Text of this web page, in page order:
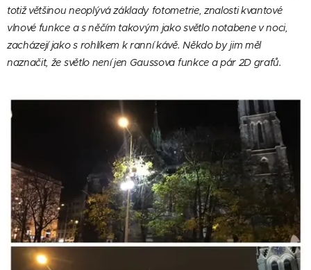
totiž většinou neoplývá základy fotometrie, znalosti kvantové
vlnové funkce a s něčím takovým jako světlo notabene v noci,
zacházejí jako s rohlíkem k ranní kávě. Někdo by jim měl
naznačit, že světlo není jen Gaussova funkce a pár 2D grafů.